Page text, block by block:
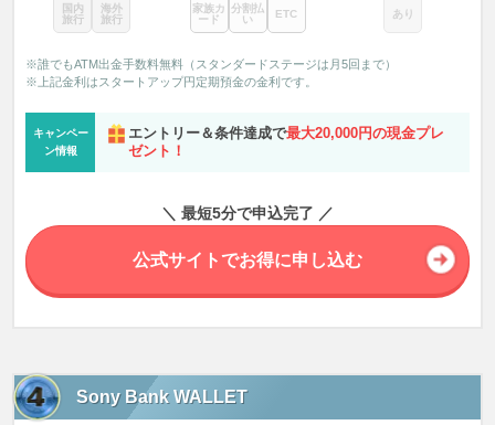
国内
旅行
海外
旅行
家族カ
ード
分割払
い
ETC あり
※誰でもATM出金手数料無料（スタンダードステージは月5回まで）
※上記金利はスタートアップ円定期預金の金利です。
キャンペー
ン情報
エントリー＆条件達成で最大20,000円の現金プレ
ゼント！
＼ 最短5分で申込完了 ／
公式サイトでお得に申し込む
Sony Bank WALLET